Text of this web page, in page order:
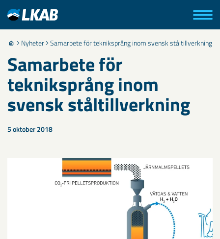
Nyheter Samarbete för tekniksprång inom svensk ståltillverkning
Samarbete för
tekniksprång inom
svensk ståltillverkning
5 oktober 2018